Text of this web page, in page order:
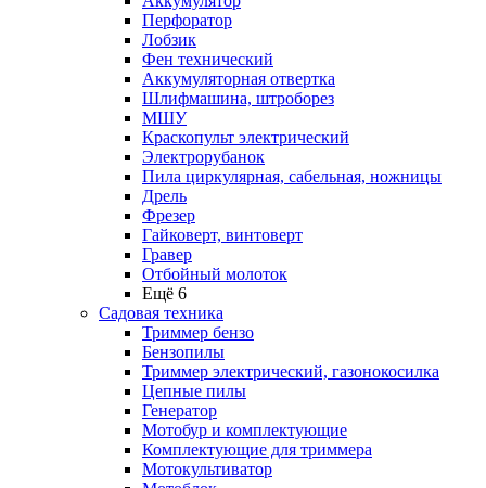
Перфоратор
Лобзик
Фен технический
Аккумуляторная отвертка
Шлифмашина, штроборез
МШУ
Краскопульт электрический
Электрорубанок
Пила циркулярная, сабельная, ножницы
Дрель
Фрезер
Гайковерт, винтоверт
Гравер
Отбойный молоток
Ещё 6
Садовая техника
Триммер бензо
Бензопилы
Триммер электрический, газонокосилка
Цепные пилы
Генератор
Мотобур и комплектующие
Комплектующие для триммера
Мотокультиватор